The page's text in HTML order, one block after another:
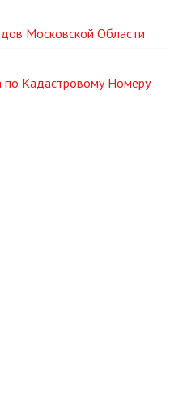
Московской Области
по Кадастровому Номеру